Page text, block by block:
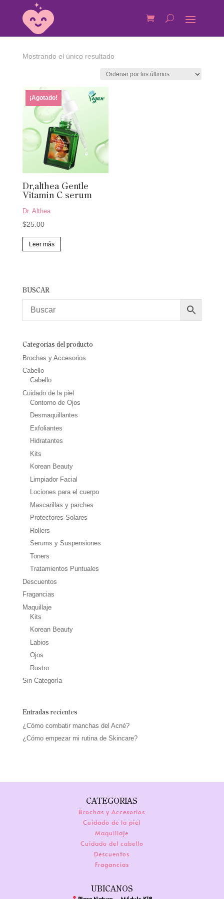
Mostrando el único resultado
¡Agotado!
Dr,althea Gentle
Vitamin C serum
Dr. Althea
$25.00
Leer más
BUSCAR
Categorías del producto
Brochas y Accesorios
Cabello
Cabello
Cuidado de la piel
Contorno de Ojos
Desmaquillantes
Exfoliantes
Hidratantes
Kits
Korean Beauty
Limpiador Facial
Lociones para el cuerpo
Mascarillas y parches
Protectores Solares
Rollers
Serums y Suspensiones
Toners
Tratamientos Puntuales
Descuentos
Fragancias
Maquillaje
Kits
Korean Beauty
Labios
Ojos
Rostro
Sin Categoría
Entradas recientes
¿Cómo combatir manchas del Acné?
¿Cómo empezar mi rutina de Skincare?
CATEGORIAS
Brochas y Accesorios
Cuidado de la piel
Maquillaje
Cuidado del cabello
Descuentos
Fragancias
UBICANOS